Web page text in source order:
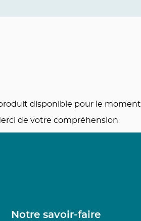
disponible pour le moment.
de votre compréhension
Notre savoir-faire